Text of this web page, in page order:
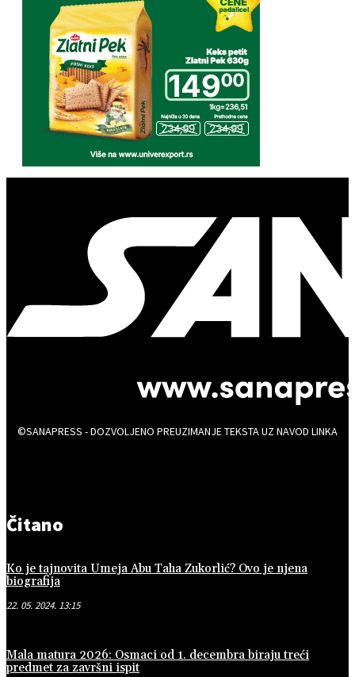
©SANAPRESS - DOZVOLJENO PREUZIMANJE TEKSTA UZ NAVOD LINKA
Čitano
Ko je tajnovita Umeja Abu Taha Zukorlić? Ovo je njena
biografija
22. 05. 2024. 13:15
Mala matura 2026: Osmaci od 1. decembra biraju treći
predmet za završni ispit